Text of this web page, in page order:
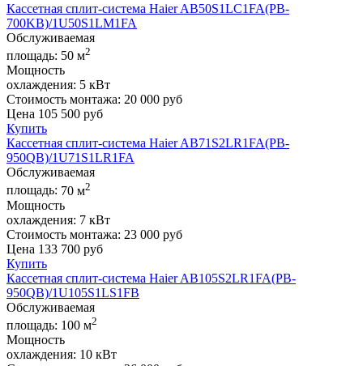
Кассетная сплит-система Haier AB50S1LC1FA(PB-
700KB)/1U50S1LM1FA
Обслуживаемая
площадь: 50 м2
Мощность
охлаждения: 5 кВт
Стоимость монтажа: 20 000 руб
Цена 105 500 руб
Купить
Кассетная сплит-система Haier AB71S2LR1FA(PB-
950QB)/1U71S1LR1FA
Обслуживаемая
площадь: 70 м2
Мощность
охлаждения: 7 кВт
Стоимость монтажа: 23 000 руб
Цена 133 700 руб
Купить
Кассетная сплит-система Haier AB105S2LR1FA(PB-
950QB)/1U105S1LS1FB
Обслуживаемая
площадь: 100 м2
Мощность
охлаждения: 10 кВт